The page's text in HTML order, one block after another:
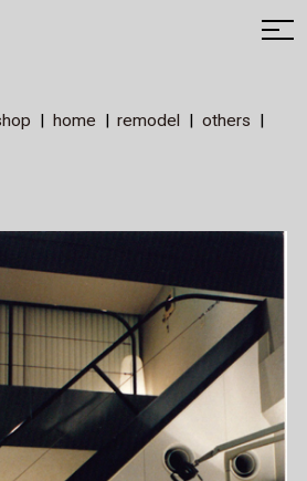
home remodel others